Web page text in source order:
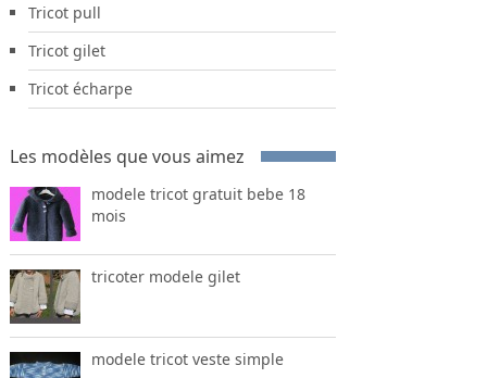
Tricot pull
Tricot gilet
Tricot écharpe
Les modèles que vous aimez
modele tricot gratuit bebe 18
mois
tricoter modele gilet
modele tricot veste simple